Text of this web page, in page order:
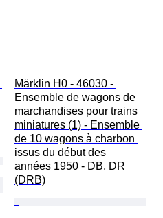
Märklin H0 - 46030 -
Ensemble de wagons de
marchandises pour trains
miniatures (1) - Ensemble
de 10 wagons à charbon
issus du début des
années 1950 - DB, DR
(DRB)